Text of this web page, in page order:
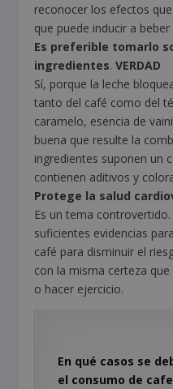
reconocer los efectos
que puede inducir a beber
Es preferible tomarlo
ingredientes.VERDAD
Sí, porque la leche
tanto del café como del
caramelo, esencia de
buena que resulte la
ingredientes suponen un
contienen aditivos y
Protege la salud
Es un tema
suficientes evidencias
café para disminuir el
con la misma certeza
o hacer ejercicio.
En qué casos se
el consumo de